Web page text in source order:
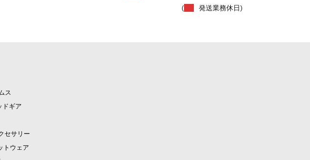
( 発送業務休日)
ス
ドギア
セサリー
トウェア